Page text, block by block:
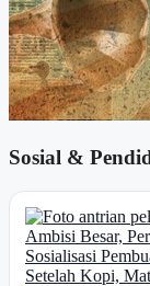
Sosial &
Ambisi Besar,
Sosialisasi
Setelah Kopi,